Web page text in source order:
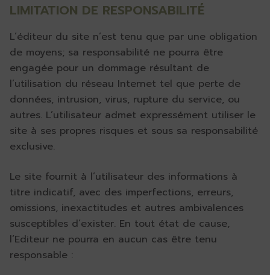
LIMITATION DE RESPONSABILITÉ
L’éditeur du site n’est tenu que par une obligation
de moyens; sa responsabilité ne pourra être
engagée pour un dommage résultant de
l’utilisation du réseau Internet tel que perte de
données, intrusion, virus, rupture du service, ou
autres. L’utilisateur admet expressément utiliser le
site à ses propres risques et sous sa responsabilité
exclusive.
Le site fournit à l’utilisateur des informations à
titre indicatif, avec des imperfections, erreurs,
omissions, inexactitudes et autres ambivalences
susceptibles d’exister. En tout état de cause,
l’Editeur ne pourra en aucun cas être tenu
responsable :